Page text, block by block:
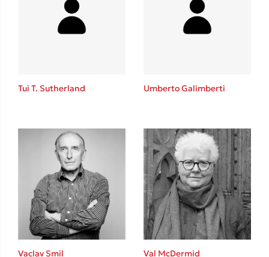
Tui T. Sutherland Umberto Galimberti
Vaclav Smil Val McDermid